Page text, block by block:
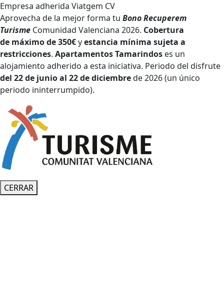
Empresa adherida Viatgem CV
Aprovecha de la mejor forma tu Bono Recuperem
Turisme Comunidad Valenciana 2026. Cobertura
de máximo de 350€yestancia mínima sujeta a
restricciones. Apartamentos Tamarindos es un
alojamiento adherido a esta iniciativa. Periodo del disfrute
del 22 de junio al 22 de diciembrede 2026 (un único
periodo ininterrumpido).
CERRAR